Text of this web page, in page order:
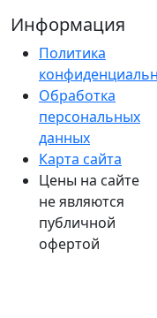
Информация
Политика
Обработка
персональных
данных
Карта сайта
Цены на сайте
не являются
публичной
офертой